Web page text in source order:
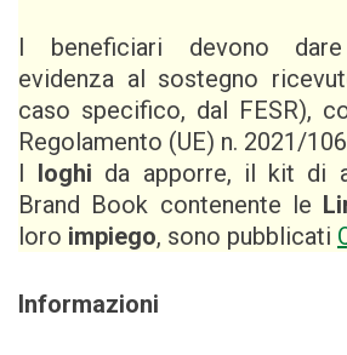
I beneficiari devono
evidenza al sostegno
caso specifico, dal FESR),
Regolamento (UE) n. 2021/
I loghi da apporre, il kit di
Brand Book contenente le
loro impiego, sono pubblicati
Informazioni